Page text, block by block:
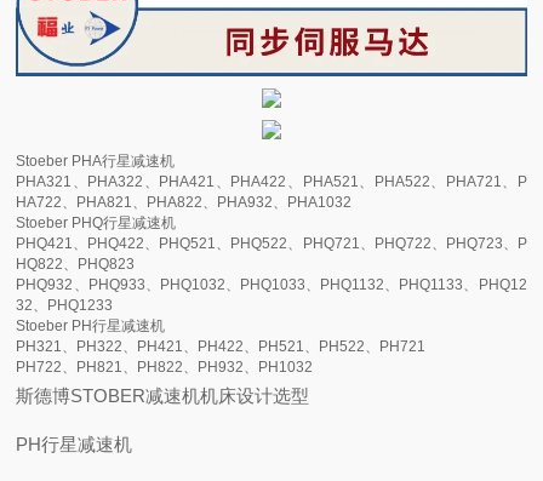
Stoeber PHA行星减速机
PHA321、PHA322、PHA421、PHA422、PHA521、PHA522、PHA721、P
HA722、PHA821、PHA822、PHA932、PHA1032
Stoeber PHQ行星减速机
PHQ421、PHQ422、PHQ521、PHQ522、PHQ721、PHQ722、PHQ723、P
HQ822、PHQ823
PHQ932、PHQ933、PHQ1032、PHQ1033、PHQ1132、PHQ1133、PHQ12
32、PHQ1233
Stoeber PH行星减速机
PH321、PH322、PH421、PH422、PH521、PH522、PH721
PH722、PH821、PH822、PH932、PH1032
斯德博STOBER减速机机床设计选型
PH行星减速机